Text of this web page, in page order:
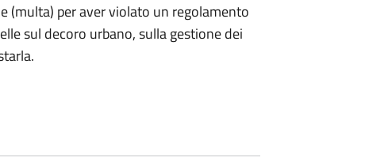
(multa) per aver violato un regolamento
sul decoro urbano, sulla gestione dei